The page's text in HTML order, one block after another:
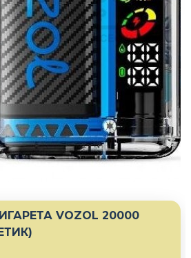
VOZOL 20000